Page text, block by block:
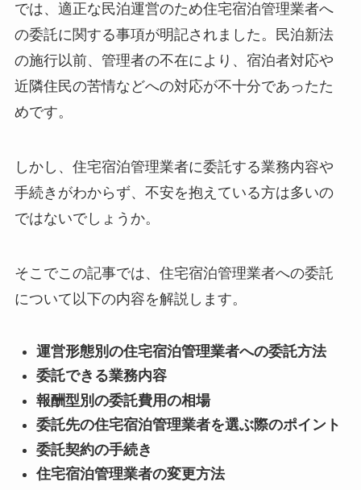
では、適正な民泊運営のため住宅宿泊管理業者へ
の委託に関する事項が明記されました。民泊新法
の施行以前、管理者の不在により、宿泊者対応や
近隣住民の苦情などへの対応が不十分であったた
めです。
しかし、住宅宿泊管理業者に委託する業務内容や
手続きがわからず、不安を抱えている方は多いの
ではないでしょうか。
そこでこの記事では、住宅宿泊管理業者への委託
について以下の内容を解説します。
運営形態別の住宅宿泊管理業者への委託方法
委託できる業務内容
報酬型別の委託費用の相場
委託先の住宅宿泊管理業者を選ぶ際のポイント
委託契約の手続き
住宅宿泊管理業者の変更方法